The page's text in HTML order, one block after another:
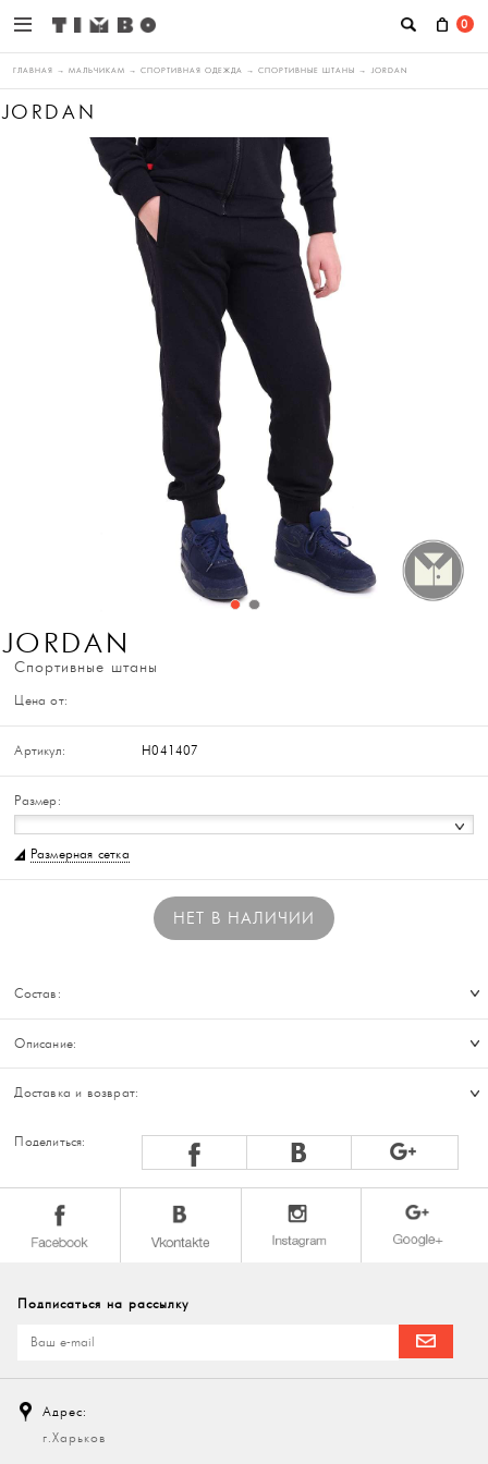
0
ГЛАВНАЯ → МАЛЬЧИКАМ → СПОРТИВНАЯ ОДЕЖДА → СПОРТИВНЫЕ ШТАНЫ → JORDAN
JORDAN
JORDAN
Спортивные штаны
Цена от:
Артикул: H041407
Размер:
Размерная сетка
НЕТ В НАЛИЧИИ
Состав:
Описание:
Доставка и возврат:
Поделиться:
Подписаться на рассылку
Адрес:
г.Харьков